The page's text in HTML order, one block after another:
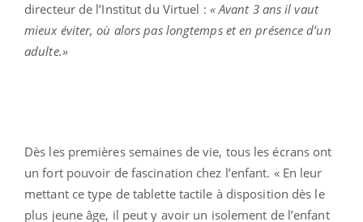
directeur de l’Institut du Virtuel : « Avant 3 ans il vaut
mieux éviter, où alors pas longtemps et en présence d’un
adulte.»
Dès les premières semaines de vie, tous les écrans ont
un fort pouvoir de fascination chez l’enfant. « En leur
mettant ce type de tablette tactile à disposition dès le
plus jeune âge, il peut y avoir un isolement de l’enfant